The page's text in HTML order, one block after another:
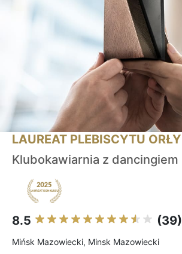
LAUREAT PLEBISCYTU ORŁY
Klubokawiarnia z dancingiem
8.5 (39)
Mińsk Mazowiecki, Minsk Mazowiecki